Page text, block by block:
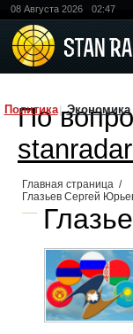
08 Августа 2026 02:47
Политика Экономика
По
Главная страница /
Глазьев Сергей